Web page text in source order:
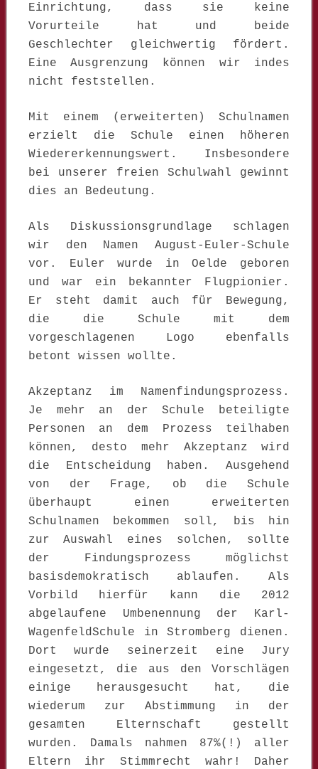
Einrichtung, dass sie keine
Vorurteile hat und beide
Geschlechter gleichwertig fördert.
Eine Ausgrenzung können wir indes
nicht feststellen.
Mit einem (erweiterten) Schulnamen
erzielt die Schule einen höheren
Wiedererkennungswert. Insbesondere
bei unserer freien Schulwahl gewinnt
dies an Bedeutung.
Als Diskussionsgrundlage schlagen
wir den Namen August-Euler-Schule
vor. Euler wurde in Oelde geboren
und war ein bekannter Flugpionier.
Er steht damit auch für Bewegung,
die die Schule mit dem
vorgeschlagenen Logo ebenfalls
betont wissen wollte.
Akzeptanz im Namenfindungsprozess.
Je mehr an der Schule beteiligte
Personen an dem Prozess teilhaben
können, desto mehr Akzeptanz wird
die Entscheidung haben. Ausgehend
von der Frage, ob die Schule
überhaupt einen erweiterten
Schulnamen bekommen soll, bis hin
zur Auswahl eines solchen, sollte
der Findungsprozess möglichst
basisdemokratisch ablaufen. Als
Vorbild hierfür kann die 2012
abgelaufene Umbenennung der Karl-
WagenfeldSchule in Stromberg dienen.
Dort wurde seinerzeit eine Jury
eingesetzt, die aus den Vorschlägen
einige herausgesucht hat, die
wiederum zur Abstimmung in der
gesamten Elternschaft gestellt
wurden. Damals nahmen 87%(!) aller
Eltern ihr Stimmrecht wahr! Daher